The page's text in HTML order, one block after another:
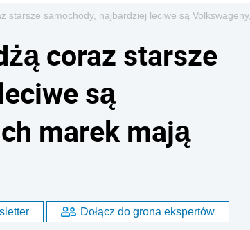
starsze samochody, najbardziej leciwe są
coraz starsze
są
marek mają
Dołącz do grona ekspertów